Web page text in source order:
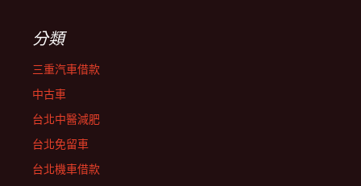
分類
三重汽車借款
中古車
台北中醫減肥
台北免留車
台北機車借款